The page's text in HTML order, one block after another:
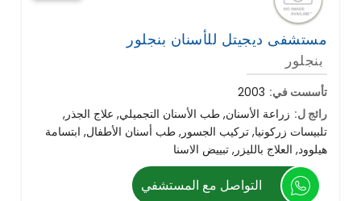
مستشفى ديجيتل للأسنان بنجلور
بنجلور
تأسست في: 2003
رائج ل: زراعة الأسنان, طب الأسنان التجميلي, علاج الجذر,
تلبيسات زركونيا, تركيب الجسور, طب أسنان الأطفال, ابتسامة
هيلوود, العلاج بالليزر, تبييض الاسنا
التواصل مع المستشفي